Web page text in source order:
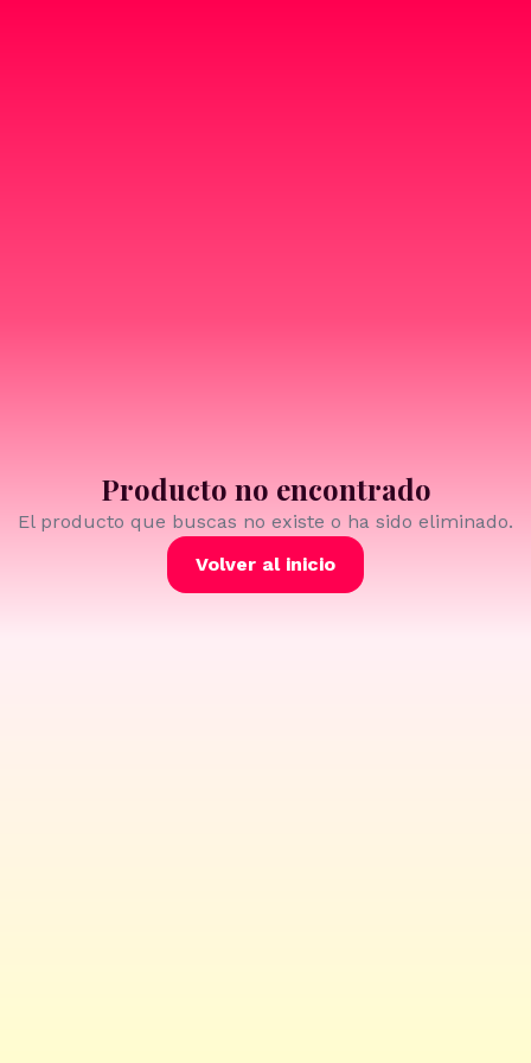
Producto no encontrado
El producto que buscas no existe o ha sido eliminado.
Volver al inicio